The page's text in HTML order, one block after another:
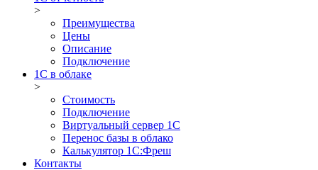
>
Преимущества
Цены
Описание
Подключение
1С в облаке
>
Стоимость
Подключение
Виртуальный сервер 1С
Перенос базы в облако
Калькулятор 1С:Фреш
Контакты